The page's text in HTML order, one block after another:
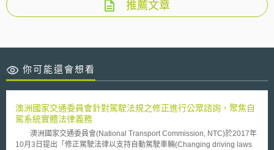
推薦文章
你可能還會想看
澳洲國家交通委員會針對駕駛法規之修正進行公眾諮詢，聚焦自
駕系統實體法律義務
澳洲國家交通委員會(National Transport Commission, NTC)於2017年
10月3日提出「修正駕駛法律以支持自動駕駛車輛(Changing driving laws